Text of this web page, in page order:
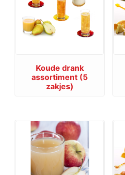
Koude drank
assortiment (5
zakjes)